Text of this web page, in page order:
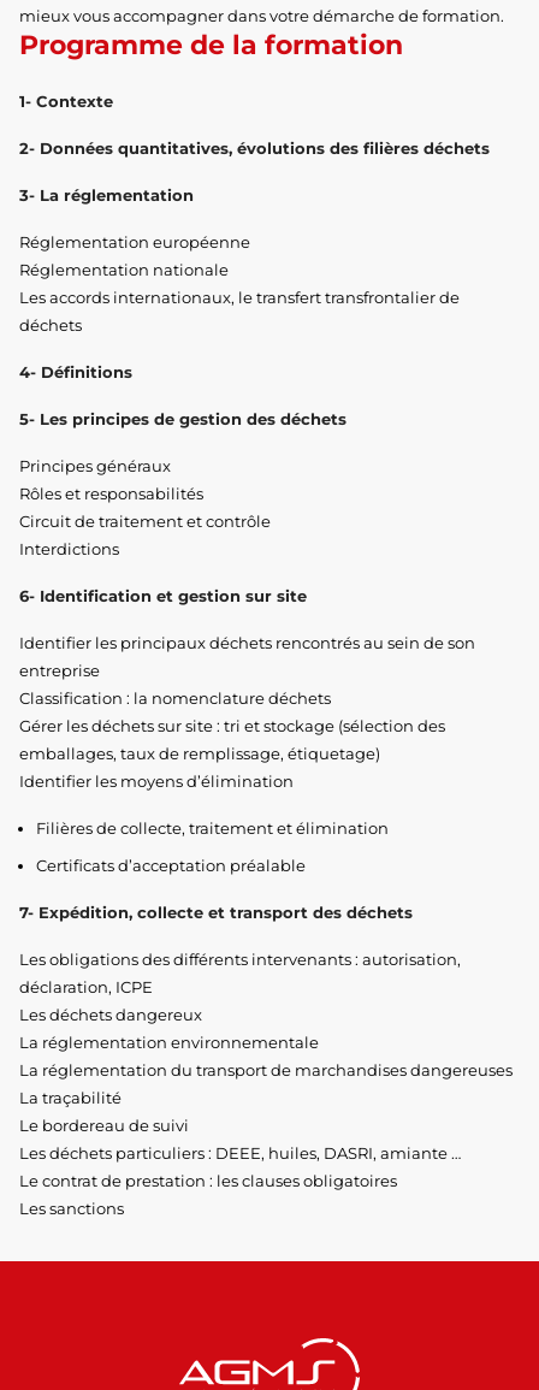
mieux vous accompagner dans votre démarche de formation.
Programme de la formation
1- Contexte
2- Données quantitatives, évolutions des filières déchets
3- La réglementation
Réglementation européenne
Réglementation nationale
Les accords internationaux, le transfert transfrontalier de
déchets
4- Définitions
5- Les principes de gestion des déchets
Principes généraux
Rôles et responsabilités
Circuit de traitement et contrôle
Interdictions
6- Identification et gestion sur site
Identifier les principaux déchets rencontrés au sein de son
entreprise
Classification : la nomenclature déchets
Gérer les déchets sur site : tri et stockage (sélection des
emballages, taux de remplissage, étiquetage)
Identifier les moyens d’élimination
Filières de collecte, traitement et élimination
Certificats d’acceptation préalable
7- Expédition, collecte et transport des déchets
Les obligations des différents intervenants : autorisation,
déclaration, ICPE
Les déchets dangereux
La réglementation environnementale
La réglementation du transport de marchandises dangereuses
La traçabilité
Le bordereau de suivi
Les déchets particuliers : DEEE, huiles, DASRI, amiante …
Le contrat de prestation : les clauses obligatoires
Les sanctions